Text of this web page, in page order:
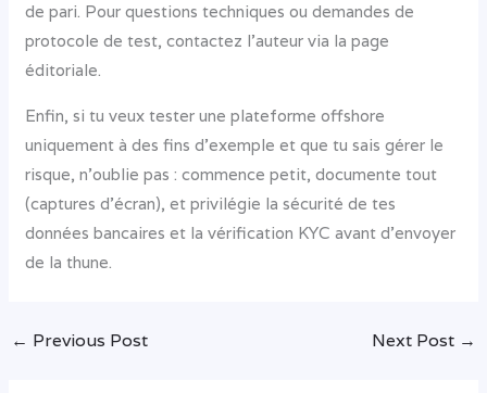
de pari. Pour questions techniques ou demandes de
protocole de test, contactez l’auteur via la page
éditoriale.
Enfin, si tu veux tester une plateforme offshore
uniquement à des fins d’exemple et que tu sais gérer le
risque, n’oublie pas : commence petit, documente tout
(captures d’écran), et privilégie la sécurité de tes
données bancaires et la vérification KYC avant d’envoyer
de la thune.
← Previous Post Next Post →